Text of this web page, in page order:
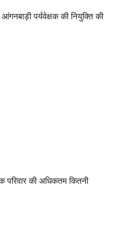
पर्यवेक्षक की नियुक्ति की
परिवार की अधिकतम कितनी